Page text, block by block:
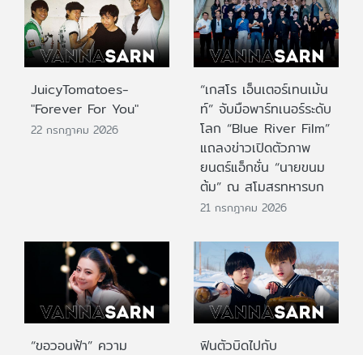
JuicyTomatoes-
"Forever For You"
22 กรกฎาคม 2026
“เกสโร เอ็นเตอร์เทนเม้น
ท์” จับมือพาร์ทเนอร์ระดับ
โลก “Blue River Film”
แถลงข่าวเปิดตัวภาพ
ยนตร์แอ็กชั่น “นายขนม
ต้ม” ณ สโมสรทหารบก
21 กรกฎาคม 2026
“ขอวอนฟ้า” ความ ฟินตัวบิดไปกับ